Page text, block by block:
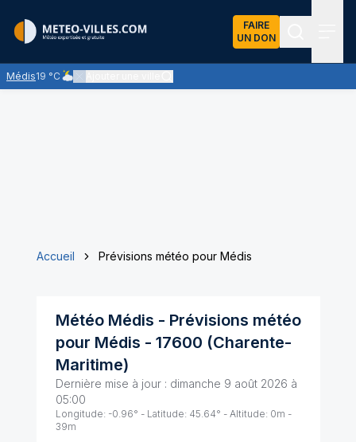
FAIRE
UN DON
Médis19 °C
Ciel nuageux - les éclaircies et les nuages se partagent le ciel
Accueil Prévisions météo pour Médis
Météo Médis - Prévisions météo
pour Médis - 17600 (Charente-
Maritime)
Dernière mise à jour : dimanche 9 août 2026 à
05:00
Longitude: -0.96° - Latitude: 45.64° - Altitude: 0m -
39m